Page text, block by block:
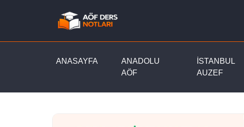
ANASAYFA
ANADOLU
AÖF
İSTANBUL
AUZEF